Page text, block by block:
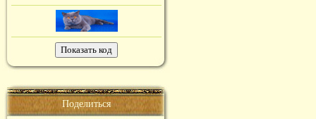
Поделиться